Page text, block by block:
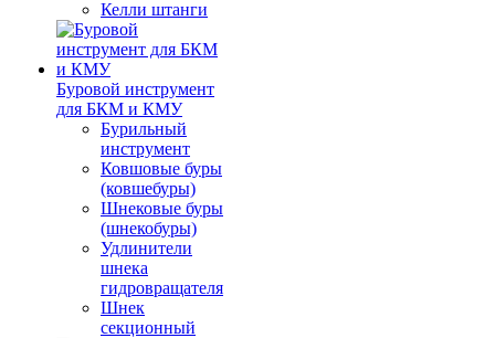
Келли штанги
Буровой инструмент
для БКМ и КМУ
Бурильный
инструмент
Ковшовые буры
(ковшебуры)
Шнековые буры
(шнекобуры)
Удлинители
шнека
гидровращателя
Шнек
секционный